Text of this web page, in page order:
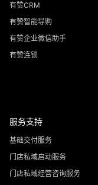
有赞CRM
有赞智能导购
有赞企业微信助手
有赞连锁
服务支持
基础交付服务
门店私域启动服务
门店私域经营咨询服务